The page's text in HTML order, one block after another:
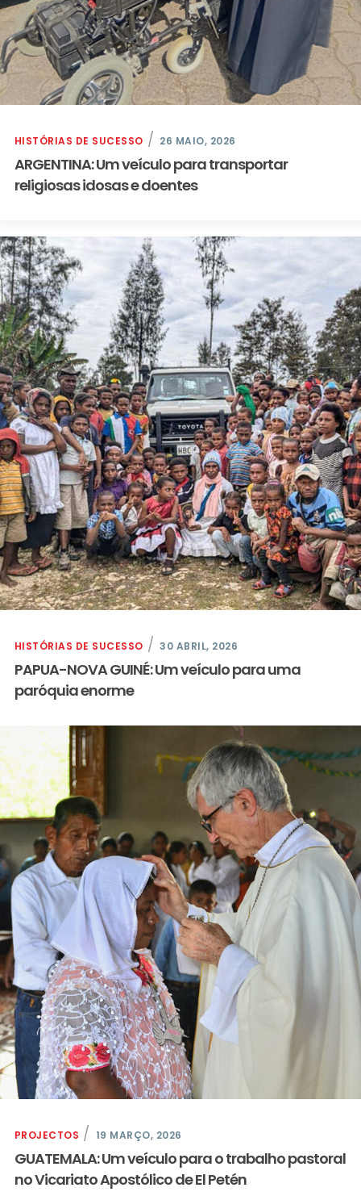
HISTÓRIAS DE SUCESSO 26 MAIO, 2026
ARGENTINA: Um veículo para transportar
religiosas idosas e doentes
HISTÓRIAS DE SUCESSO 30 ABRIL, 2026
PAPUA-NOVA GUINÉ: Um veículo para uma
paróquia enorme
PROJECTOS 19 MARÇO, 2026
GUATEMALA: Um veículo para o trabalho pastoral
no Vicariato Apostólico de El Petén